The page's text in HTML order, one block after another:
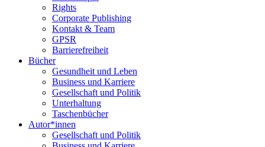
Rights
Corporate Publishing
Kontakt & Team
GPSR
Barrierefreiheit
Bücher
Gesundheit und Leben
Business und Karriere
Gesellschaft und Politik
Unterhaltung
Taschenbücher
Autor*innen
Gesellschaft und Politik